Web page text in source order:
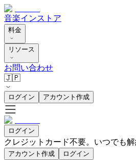
音楽インストア
料金
リソース
お問い合わせ
🇯🇵
ログイン アカウント作成
ログイン
クレジットカード不要。いつでも解
アカウント作成 ログイン